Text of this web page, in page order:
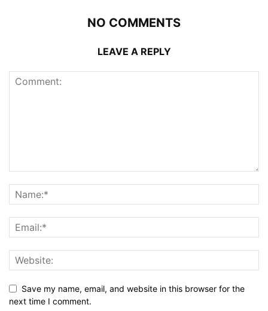
NO COMMENTS
LEAVE A REPLY
Save my name, email, and website in this browser for the
next time I comment.